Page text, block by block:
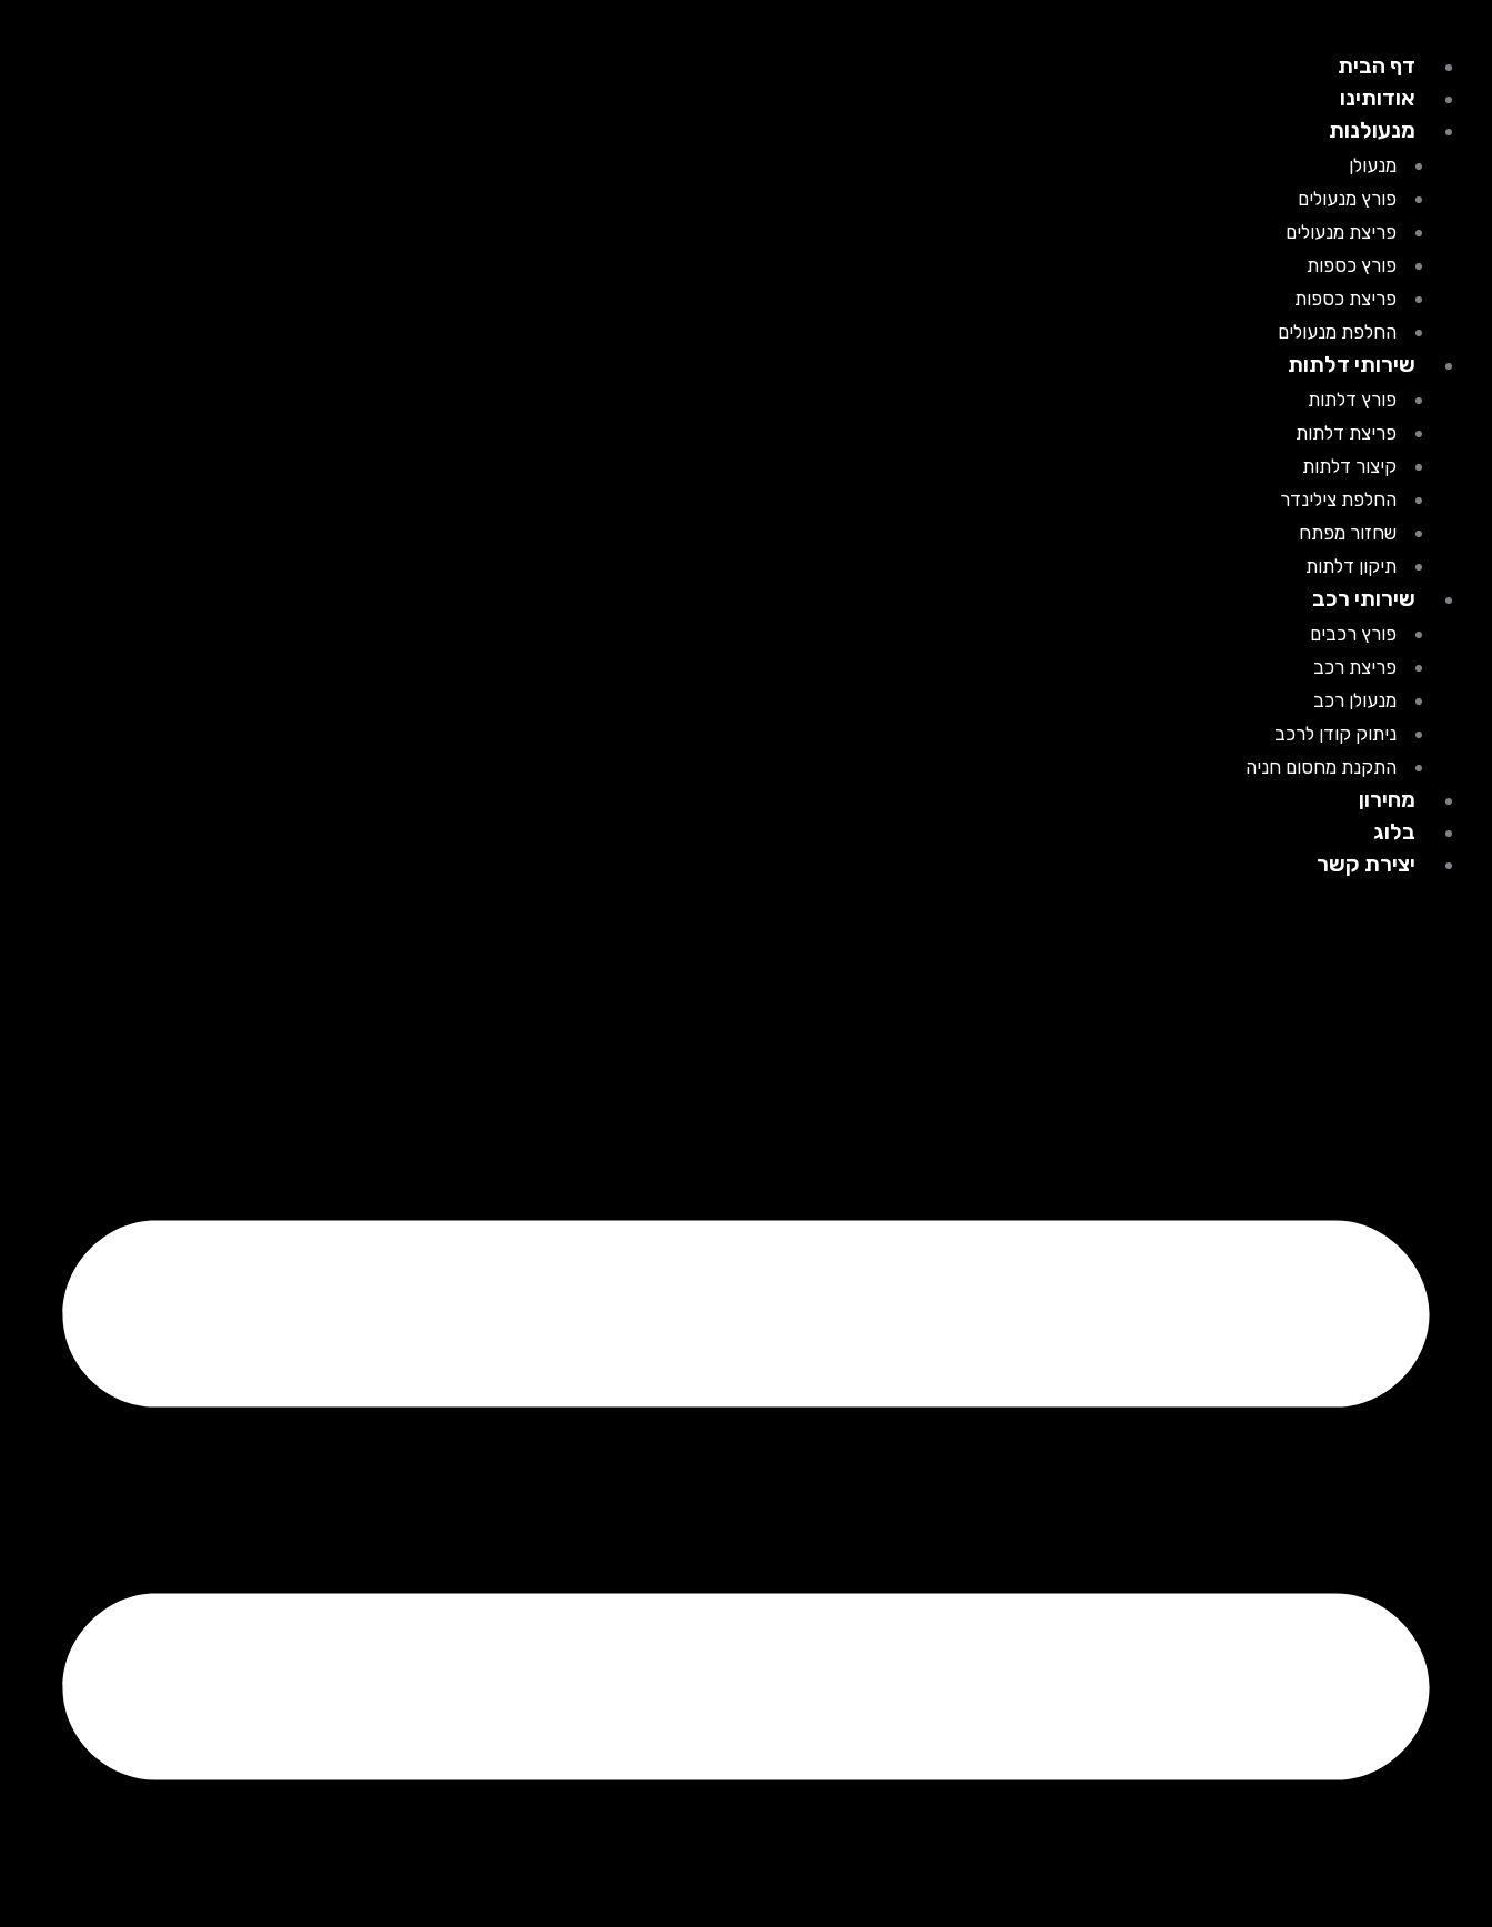
דף הבית
אודותינו
מנעולנות
מנעולן
פורץ מנעולים
פריצת מנעולים
פורץ כספות
פריצת כספות
החלפת מנעולים
שירותי דלתות
פורץ דלתות
פריצת דלתות
קיצור דלתות
החלפת צילינדר
שחזור מפתח
תיקון דלתות
שירותי רכב
פורץ רכבים
פריצת רכב
מנעולן רכב
ניתוק קודן לרכב
התקנת מחסום חניה
מחירון
בלוג
יצירת קשר